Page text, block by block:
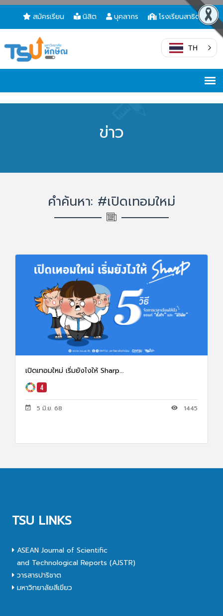
สมัครเรียน นิสิต บุคลากร โรงเรียนสาธิต
TH
ข่าว
คำค้นหา: #เปิดเทอมใหม่
เปิดเทอมใหม่ เริ่มยังไงให้ Sharp...
5 มิ.ย. 68 1445
TSU LINKS
ASEAN Journal of Scientific
and Technological Reports (AJSTR)
วารสารปาริชาต
มหาวิทยาลัยสีเขียว